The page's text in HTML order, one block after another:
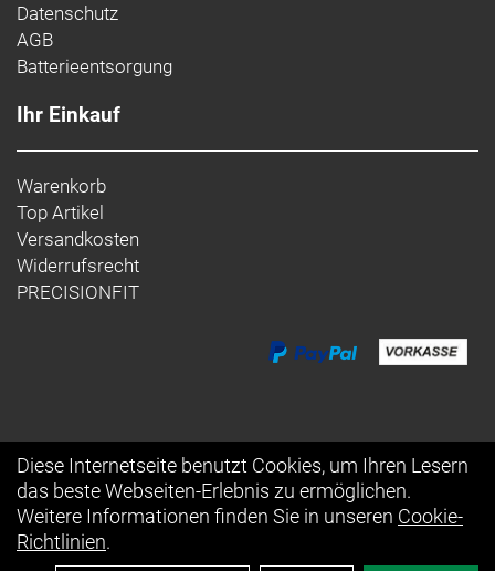
Datenschutz
AGB
Batterieentsorgung
Ihr Einkauf
Warenkorb
Top Artikel
Versandkosten
Widerrufsrecht
PRECISIONFIT
Diese Internetseite benutzt Cookies, um Ihren Lesern
das beste Webseiten-Erlebnis zu ermöglichen.
Weitere Informationen finden Sie in unseren Cookie-
Richtlinien.
Auftrag widerrufen